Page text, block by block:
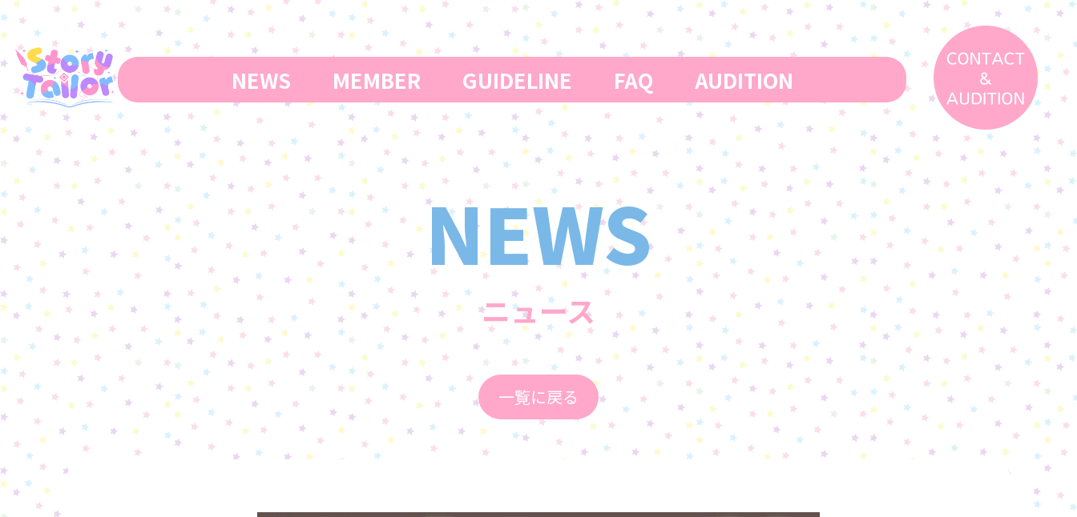
コ
ン
ン
ス
ナ
ビ
ー
ン
NEWS MEMBER GUIDELINE FAQ AUDITION
NEWS
ニュース
一覧に戻る